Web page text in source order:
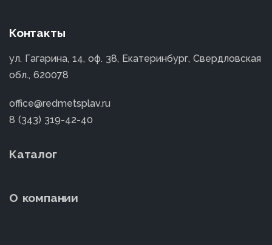
Контакты
ул. Гагарина, 14, оф. 38, Екатеринбург, Свердловская
обл., 620078
office@redmetsplav.ru
8 (343) 319-42-40
Каталог
О компании